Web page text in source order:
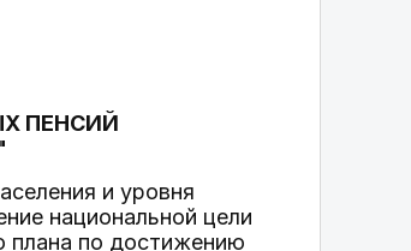
ПЕНСИЙ
и уровня
национальной цели
плана по достижению